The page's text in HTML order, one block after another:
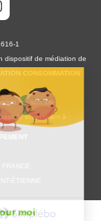
1
dispositif de médiation de
CONSOMMATION
sur son site
en écrivant à :
ÉTIENNE